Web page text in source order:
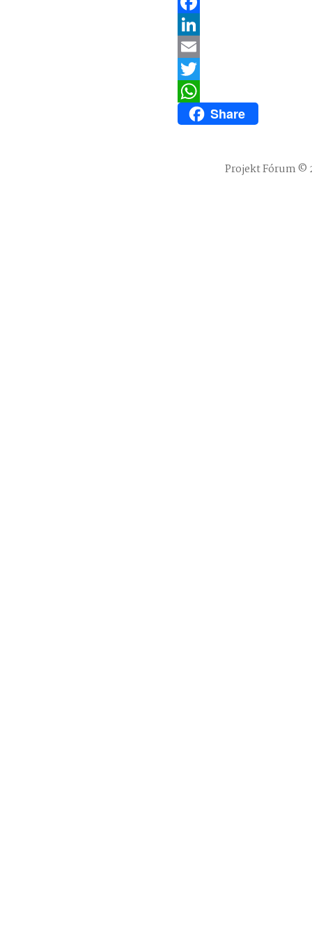
Facebook
LinkedIn
Email
Twitter
WhatsAppShare
Projekt Fórum ©